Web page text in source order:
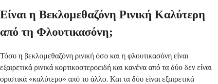
Είναι η Βεκλομεθαζόνη Ρινική Καλύτερη
από τη Φλουτικασόνη;
Τόσο η βεκλομεθαζόνη ρινική όσο και η φλουτικασόνη είναι
εξαιρετικά ρινικά κορτικοστεροειδή και κανένα από τα δύο δεν είναι
οριστικά «καλύτερο» από το άλλο. Και τα δύο είναι εξαιρετικά